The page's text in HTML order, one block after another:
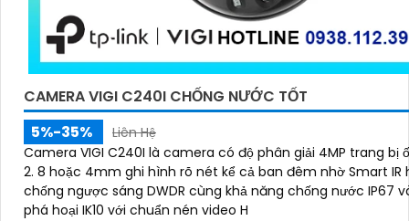
CAMERA VIGI C240I CHỐNG NƯỚC TỐT
5%-35%
Liên Hệ
Camera VIGI C240I là camera có độ phân giải 4MP trang bị
2. 8 hoặc 4mm ghi hình rõ nét kể cả ban đêm nhờ Smart IR hỗ trợ
chống ngược sáng DWDR cùng khả năng chống nước IP67
phá hoại IK10 với chuẩn nén video H